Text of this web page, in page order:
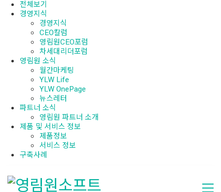
전체보기
경영지식
경영지식
CEO칼럼
영림원CEO포럼
차세대리더포럼
영림원 소식
월간마케팅
YLW Life
YLW OnePage
뉴스레터
파트너 소식
영림원 파트너 소개
제품 및 서비스 정보
제품정보
서비스 정보
구축사례